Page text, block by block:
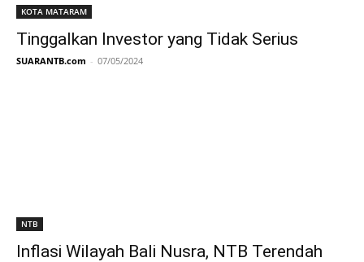
KOTA MATARAM
Tinggalkan Investor yang Tidak Serius
SUARANTB.com - 07/05/2024
NTB
Inflasi Wilayah Bali Nusra, NTB Terendah